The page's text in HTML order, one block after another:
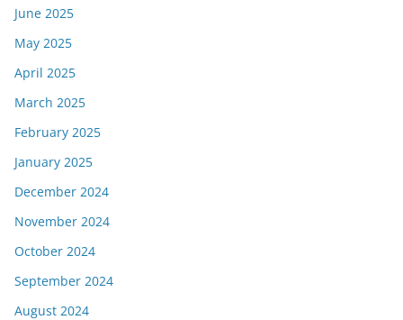
June 2025
May 2025
April 2025
March 2025
February 2025
January 2025
December 2024
November 2024
October 2024
September 2024
August 2024